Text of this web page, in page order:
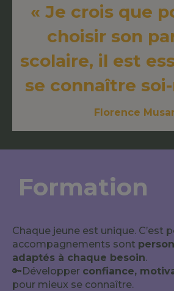
« Je crois que
choisir son
scolaire, il est
se connaître
Florence
Formation
Chaque jeune est unique. C’est
accompagnements sont
adaptés à chaque besoin.
🔑Développer confiance,
pour mieux se connaître.